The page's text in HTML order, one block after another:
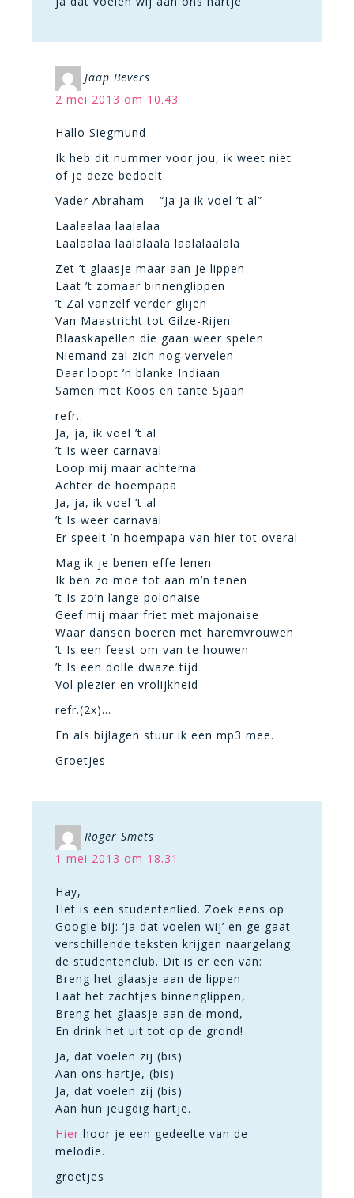
Jaap Bevers
2 mei 2013 om 10.43
Hallo Siegmund
Ik heb dit nummer voor jou, ik weet niet
of je deze bedoelt.
Vader Abraham – “Ja ja ik voel ’t al”
Laalaalaa laalalaa
Laalaalaa laalalaala laalalaalala
Zet ’t glaasje maar aan je lippen
Laat ’t zomaar binnenglippen
’t Zal vanzelf verder glijen
Van Maastricht tot Gilze-Rijen
Blaaskapellen die gaan weer spelen
Niemand zal zich nog vervelen
Daar loopt ’n blanke Indiaan
Samen met Koos en tante Sjaan
refr.:
Ja, ja, ik voel ’t al
’t Is weer carnaval
Loop mij maar achterna
Achter de hoempapa
Ja, ja, ik voel ’t al
’t Is weer carnaval
Er speelt ’n hoempapa van hier tot overal
Mag ik je benen effe lenen
Ik ben zo moe tot aan m’n tenen
’t Is zo’n lange polonaise
Geef mij maar friet met majonaise
Waar dansen boeren met haremvrouwen
’t Is een feest om van te houwen
’t Is een dolle dwaze tijd
Vol plezier en vrolijkheid
refr.(2x)…
En als bijlagen stuur ik een mp3 mee.
Groetjes
Roger Smets
1 mei 2013 om 18.31
Hay,
Het is een studentenlied. Zoek eens op
Google bij: ‘ja dat voelen wij’ en ge gaat
verschillende teksten krijgen naargelang
de studentenclub. Dit is er een van:
Breng het glaasje aan de lippen
Laat het zachtjes binnenglippen,
Breng het glaasje aan de mond,
En drink het uit tot op de grond!
Ja, dat voelen zij (bis)
Aan ons hartje, (bis)
Ja, dat voelen zij (bis)
Aan hun jeugdig hartje.
Hier hoor je een gedeelte van de
melodie.
groetjes